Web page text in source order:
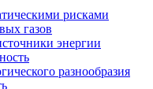
рисками
газов
энергии
разнообразия